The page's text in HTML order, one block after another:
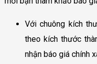
Với chuông kích
theo kích thước
nhận báo giá chính